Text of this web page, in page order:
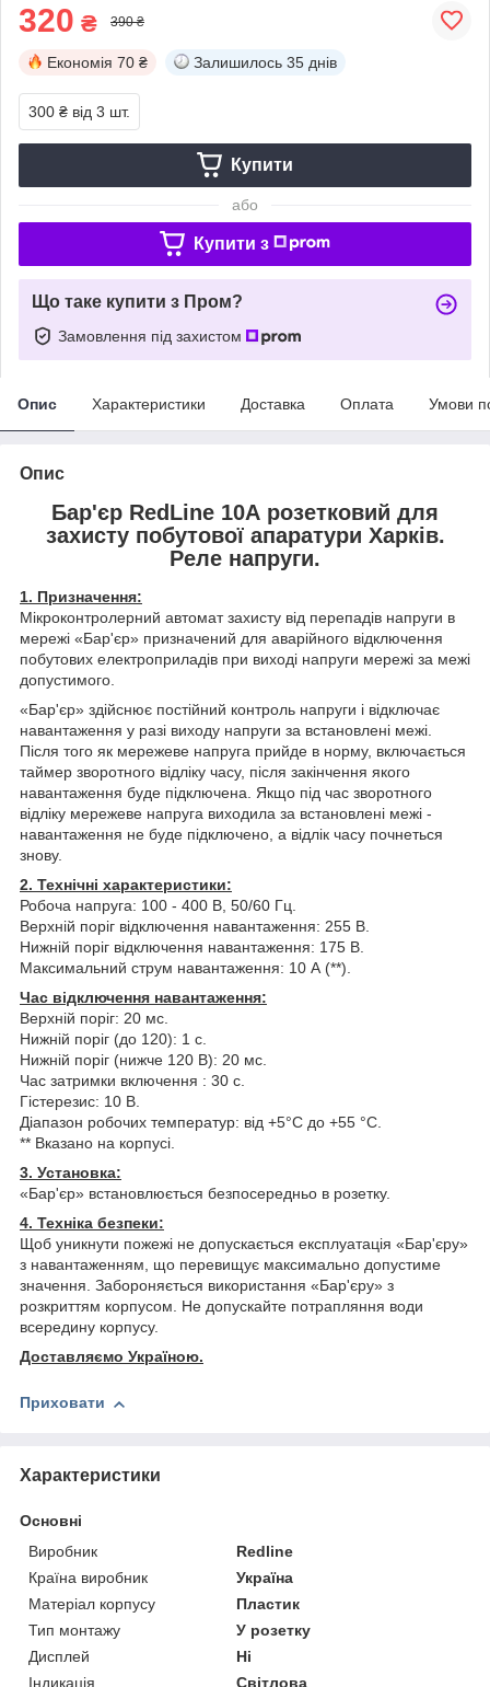
320 ₴ 390 ₴
Економія 70 ₴ Залишилось 35 днів
300 ₴ від 3 шт.
Купити
або
Купити з
Що таке купити з Пром?
Замовлення під захистом
Опис Характеристики Доставка Оплата Умови
Опис
Бар'єр RedLine 10А розетковий для
захисту побутової апаратури Харків.
Реле напруги.
1. Призначення:
Мікроконтролерний автомат захисту від перепадів напруги в
мережі «Бар'єр» призначений для аварійного відключення
побутових електроприладів при виході напруги мережі за межі
допустимого.
«Бар'єр» здійснює постійний контроль напруги і відключає
навантаження у разі виходу напруги за встановлені межі.
Після того як мережеве напруга прийде в норму, включається
таймер зворотного відліку часу, після закінчення якого
навантаження буде підключена. Якщо під час зворотного
відліку мережеве напруга виходила за встановлені межі -
навантаження не буде підключено, а відлік часу почнеться
знову.
2. Технічні характеристики:
Робоча напруга: 100 - 400 В, 50/60 Гц.
Верхній поріг відключення навантаження: 255 В.
Нижній поріг відключення навантаження: 175 В.
Максимальний струм навантаження: 10 А (**).
Час відключення навантаження:
Верхній поріг: 20 мс.
Нижній поріг (до 120): 1 с.
Нижній поріг (нижче 120 В): 20 мс.
Час затримки включення : 30 с.
Гістерезис: 10 В.
Діапазон робочих температур: від +5°С до +55 °С.
** Вказано на корпусі.
3. Установка:
«Бар'єр» встановлюється безпосередньо в розетку.
4. Техніка безпеки:
Щоб уникнути пожежі не допускається експлуатація «Бар'єру»
з навантаженням, що перевищує максимально допустиме
значення. Забороняється використання «Бар'єру» з
розкриттям корпусом. Не допускайте потрапляння води
всередину корпусу.
Доставляємо Україною.
Приховати
Характеристики
Основні
Виробник
Redline
Країна виробник
Україна
Матеріал корпусу
Пластик
Тип монтажу
У розетку
Дисплей
Ні
Індикація
Світлова